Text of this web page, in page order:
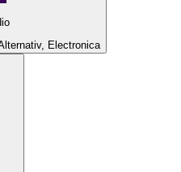
Electronica